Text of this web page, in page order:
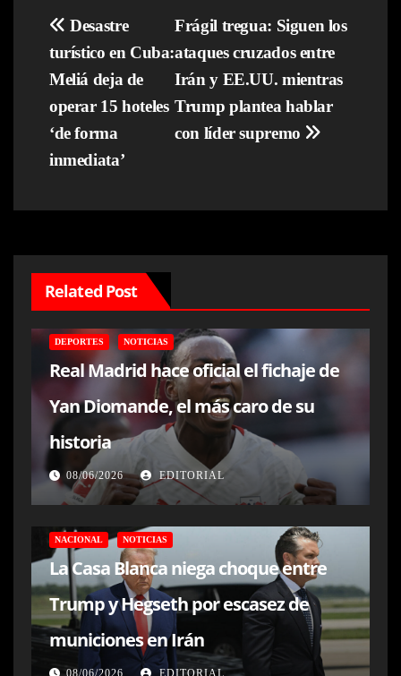
Navegación
de
entradas
Frágil tregua: Siguen los
ataques cruzados entre
Irán y EE.UU. mientras
Trump plantea hablar
con líder supremo
Desastre
turístico en Cuba:
Meliá deja de
operar 15 hoteles
‘de forma
inmediata’
Related Post
DEPORTES NOTICIAS
Real Madrid hace oficial el fichaje de
Yan Diomande, el más caro de su
historia
08/06/2026 EDITORIAL
NACIONAL NOTICIAS
La Casa Blanca niega choque entre
Trump y Hegseth por escasez de
municiones en Irán
08/06/2026 EDITORIAL